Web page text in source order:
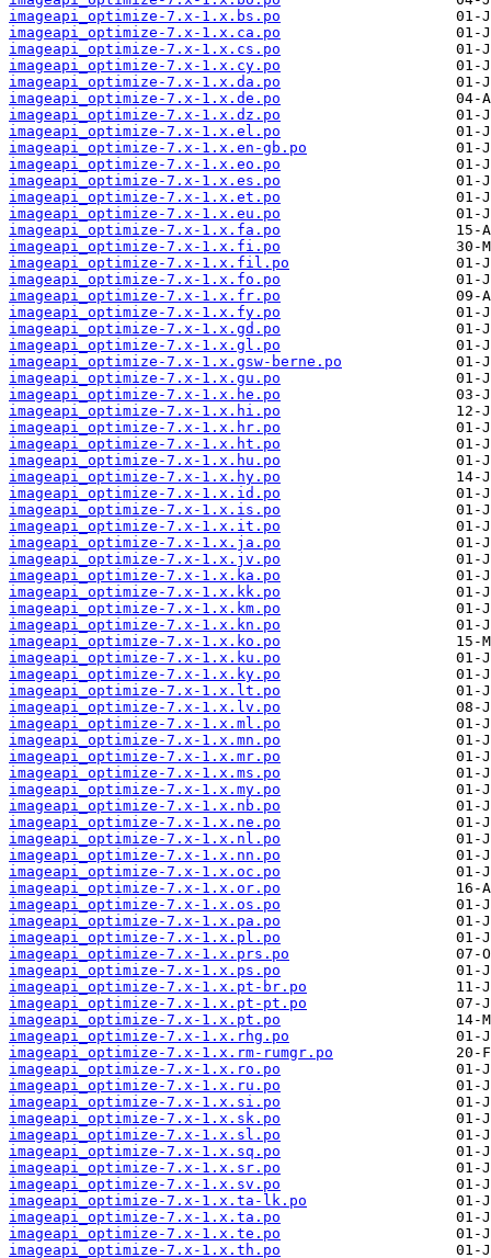
imageapi_optimize-7.x-1.x.bs.po
imageapi_optimize-7.x-1.x.ca.po
imageapi_optimize-7.x-1.x.cs.po
imageapi_optimize-7.x-1.x.cy.po
imageapi_optimize-7.x-1.x.da.po
imageapi_optimize-7.x-1.x.de.po
imageapi_optimize-7.x-1.x.dz.po
imageapi_optimize-7.x-1.x.el.po
imageapi_optimize-7.x-1.x.en-gb.po
imageapi_optimize-7.x-1.x.eo.po
imageapi_optimize-7.x-1.x.es.po
imageapi_optimize-7.x-1.x.et.po
imageapi_optimize-7.x-1.x.eu.po
imageapi_optimize-7.x-1.x.fa.po
imageapi_optimize-7.x-1.x.fi.po
imageapi_optimize-7.x-1.x.fil.po
imageapi_optimize-7.x-1.x.fo.po
imageapi_optimize-7.x-1.x.fr.po
imageapi_optimize-7.x-1.x.fy.po
imageapi_optimize-7.x-1.x.gd.po
imageapi_optimize-7.x-1.x.gl.po
imageapi_optimize-7.x-1.x.gsw-berne.po
imageapi_optimize-7.x-1.x.gu.po
imageapi_optimize-7.x-1.x.he.po
imageapi_optimize-7.x-1.x.hi.po
imageapi_optimize-7.x-1.x.hr.po
imageapi_optimize-7.x-1.x.ht.po
imageapi_optimize-7.x-1.x.hu.po
imageapi_optimize-7.x-1.x.hy.po
imageapi_optimize-7.x-1.x.id.po
imageapi_optimize-7.x-1.x.is.po
imageapi_optimize-7.x-1.x.it.po
imageapi_optimize-7.x-1.x.ja.po
imageapi_optimize-7.x-1.x.jv.po
imageapi_optimize-7.x-1.x.ka.po
imageapi_optimize-7.x-1.x.kk.po
imageapi_optimize-7.x-1.x.km.po
imageapi_optimize-7.x-1.x.kn.po
imageapi_optimize-7.x-1.x.ko.po
imageapi_optimize-7.x-1.x.ku.po
imageapi_optimize-7.x-1.x.ky.po
imageapi_optimize-7.x-1.x.lt.po
imageapi_optimize-7.x-1.x.lv.po
imageapi_optimize-7.x-1.x.ml.po
imageapi_optimize-7.x-1.x.mn.po
imageapi_optimize-7.x-1.x.mr.po
imageapi_optimize-7.x-1.x.ms.po
imageapi_optimize-7.x-1.x.my.po
imageapi_optimize-7.x-1.x.nb.po
imageapi_optimize-7.x-1.x.ne.po
imageapi_optimize-7.x-1.x.nl.po
imageapi_optimize-7.x-1.x.nn.po
imageapi_optimize-7.x-1.x.oc.po
imageapi_optimize-7.x-1.x.or.po
imageapi_optimize-7.x-1.x.os.po
imageapi_optimize-7.x-1.x.pa.po
imageapi_optimize-7.x-1.x.pl.po
imageapi_optimize-7.x-1.x.prs.po
imageapi_optimize-7.x-1.x.ps.po
imageapi_optimize-7.x-1.x.pt-br.po
imageapi_optimize-7.x-1.x.pt-pt.po
imageapi_optimize-7.x-1.x.pt.po
imageapi_optimize-7.x-1.x.rhg.po
imageapi_optimize-7.x-1.x.rm-rumgr.po
imageapi_optimize-7.x-1.x.ro.po
imageapi_optimize-7.x-1.x.ru.po
imageapi_optimize-7.x-1.x.si.po
imageapi_optimize-7.x-1.x.sk.po
imageapi_optimize-7.x-1.x.sl.po
imageapi_optimize-7.x-1.x.sq.po
imageapi_optimize-7.x-1.x.sr.po
imageapi_optimize-7.x-1.x.sv.po
imageapi_optimize-7.x-1.x.ta-lk.po
imageapi_optimize-7.x-1.x.ta.po
imageapi_optimize-7.x-1.x.te.po
imageapi_optimize-7.x-1.x.th.po